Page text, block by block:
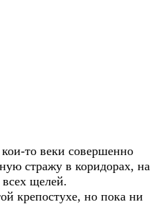
то веки совершенно
стражу в коридорах, на
щелей.
крепостухе, но пока ни